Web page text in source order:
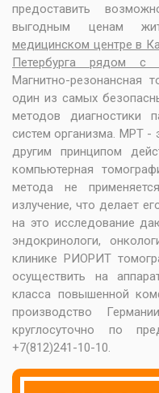
предоставить
выгодным ценам
медицинском центре в
Петербурга рядом с
Магнитно-резонансная
один из самых
методов диагностики
систем организма. МРТ -
другим принципом
компьютерная
метода не
излучение, что делает
на это исследование
эндокринологи,
клинике РИОРИТ
осуществить на
класса повышенной
производство
круглосуточно по
+7(812)241-10-10.